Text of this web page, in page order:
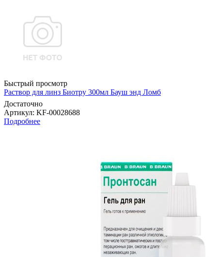
Быстрый просмотр
Раствор для линз Биотру 300мл Бауш энд Ломб
Достаточно
Артикул: KF-00028688
Подробнее